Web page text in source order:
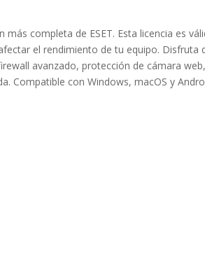
completa de ESET. Esta licencia es
el rendimiento de tu equipo.
avanzado, protección de cámara
Compatible con Windows, macOS y